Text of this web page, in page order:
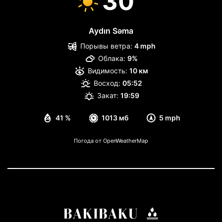
Aydın Səma
41 % 1013 мб 5 mph
Порывы ветра: 4 mph
Облака: 9%
Видимость: 10 км
Восход: 05:52
Закат: 19:59
Погода от OpenWeatherMap